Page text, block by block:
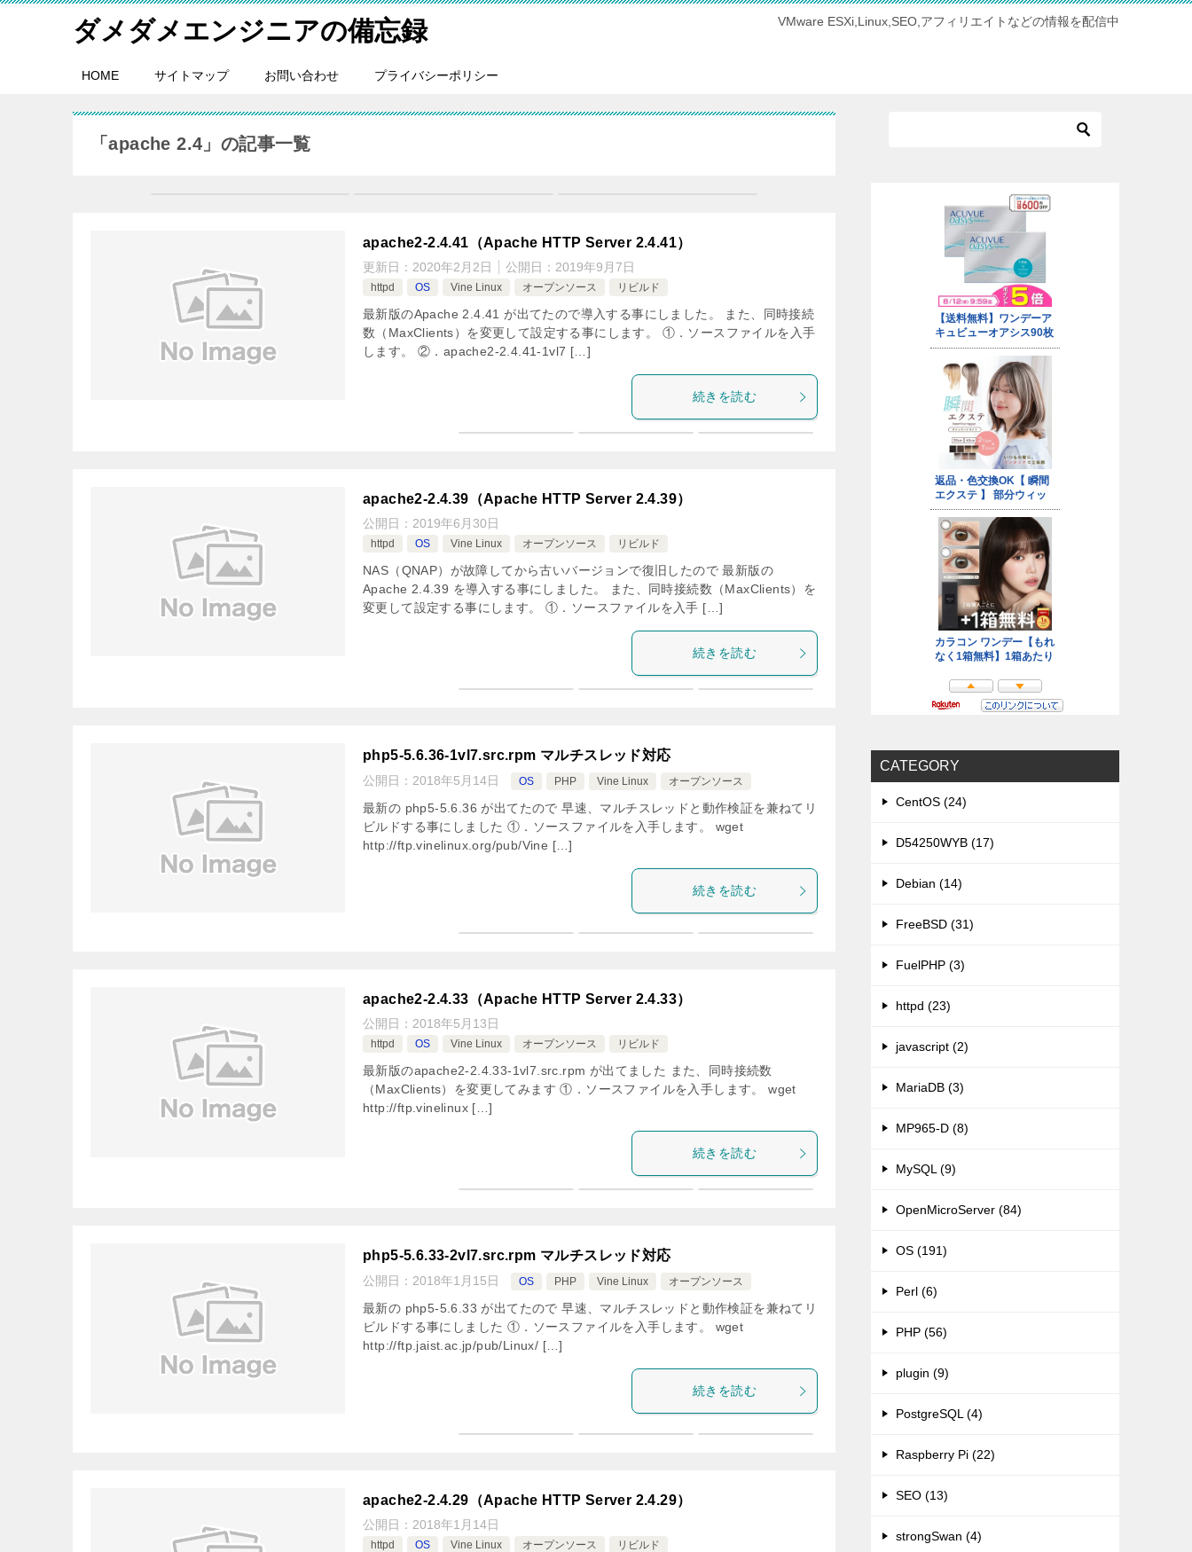
ダメダメエンジニアの備忘録 VMware ESXi,Linux,SEO,アフィリエイトなどの情報を配信中
HOME サイトマップ お問い合わせ プライバシーポリシー
「apache 2.4」の記事一覧
apache2-2.4.41（Apache HTTP Server 2.4.41）
更新日： 2020年2月2日 公開日： 2019年9月7日
httpd OS Vine Linux オープンソース リビルド
最新版のApache 2.4.41 が出てたので導入する事にしました。 また、同時接続
数（MaxClients）を変更して設定する事にします。 ①．ソースファイルを入手
します。 ②．apache2-2.4.41-1vl7 […]
続きを読む
apache2-2.4.39（Apache HTTP Server 2.4.39）
公開日： 2019年6月30日
httpd OS Vine Linux オープンソース リビルド
NAS（QNAP）が故障してから古いバージョンで復旧したので 最新版の
Apache 2.4.39 を導入する事にしました。 また、同時接続数（MaxClients）を
変更して設定する事にします。 ①．ソースファイルを入手 […]
続きを読む
php5-5.6.36-1vl7.src.rpm マルチスレッド対応
公開日： 2018年5月14日 OS PHP Vine Linux オープンソース
最新の php5-5.6.36 が出てたので 早速、マルチスレッドと動作検証を兼ねてリ
ビルドする事にしました ①．ソースファイルを入手します。 wget
http://ftp.vinelinux.org/pub/Vine […]
続きを読む
apache2-2.4.33（Apache HTTP Server 2.4.33）
公開日： 2018年5月13日
httpd OS Vine Linux オープンソース リビルド
最新版のapache2-2.4.33-1vl7.src.rpm が出てました また、同時接続数
（MaxClients）を変更してみます ①．ソースファイルを入手します。 wget
http://ftp.vinelinux […]
続きを読む
php5-5.6.33-2vl7.src.rpm マルチスレッド対応
公開日： 2018年1月15日 OS PHP Vine Linux オープンソース
最新の php5-5.6.33 が出てたので 早速、マルチスレッドと動作検証を兼ねてリ
ビルドする事にしました ①．ソースファイルを入手します。 wget
http://ftp.jaist.ac.jp/pub/Linux/ […]
続きを読む
apache2-2.4.29（Apache HTTP Server 2.4.29）
公開日： 2018年1月14日
httpd OS Vine Linux オープンソース リビルド
CATEGORY
CentOS (24)
D54250WYB (17)
Debian (14)
FreeBSD (31)
FuelPHP (3)
httpd (23)
javascript (2)
MariaDB (3)
MP965-D (8)
MySQL (9)
OpenMicroServer (84)
OS (191)
Perl (6)
PHP (56)
plugin (9)
PostgreSQL (4)
Raspberry Pi (22)
SEO (13)
strongSwan (4)